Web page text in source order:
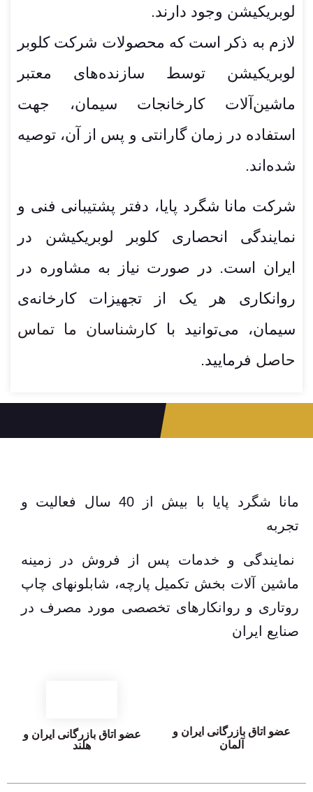
لوبریکیشن وجود دارند.
لازم به ذکر است که محصولات شرکت کلوبر
لوبریکیشن توسط سازنده‌های معتبر
ماشین‌آلات کارخانجات سیمان، جهت
استفاده در زمان گارانتی و پس از آن، توصیه
شده‌اند.
شرکت مانا شگرد پایا، دفتر پشتیبانی فنی و
نمایندگی انحصاری کلوبر لوبریکیشن در
ایران است. در صورت نیاز به مشاوره در
روانکاری هر یک از تجهیزات کارخانه‌ی
سیمان، می‌توانید باکارشناسان ما تماس
حاصل فرمایید.
مانا شگرد پایا با بیش از 40 سال فعالیت و
تجربه
نمایندگی و خدمات پس از فروش در زمینه
ماشین آلات بخش تکمیل پارچه، شابلونهای چاپ
روتاری و روانکارهای تخصصی مورد مصرف در
صنایع ایران
عضو اتاق بازرگانی ایران و
آلمان
عضو اتاق بازرگانی ایران و
هلند